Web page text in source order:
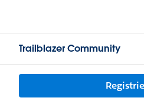
Trailblazer Community